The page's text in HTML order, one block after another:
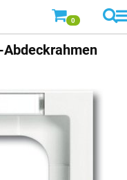
0